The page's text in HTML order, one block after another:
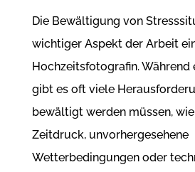
Die Bewältigung von
wichtiger Aspekt der Arbeit
Hochzeitsfotografin. Während
gibt es oft viele
bewältigt werden müssen,
Zeitdruck, unvorhergesehene
Wetterbedingungen oder